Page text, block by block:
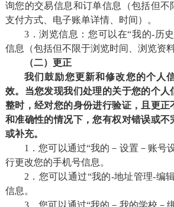
询您的交易信息和订单信息（包括但不
支付方式、电子账单详情、时间）。
3．浏览信息：您可以在“我的-历
信息（包括但不限于浏览时间、浏览资料
（二）更正
我们鼓励您更新和修改您的个人
效。当您发现我们处理的关于您的个人
整时，经对您的身份进行验证，且更正
和准确性的情况下，您有权对错误或不
或补充。
1．您可以通过“我的－设置－账号
行更改您的手机号信息。
2．您可以通过“我的-地址管理-编
信息。
3．您可以通过“我的－我的学校－